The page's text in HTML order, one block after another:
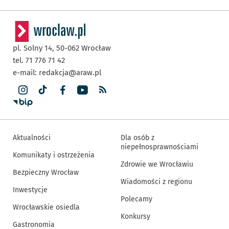
pl. Solny 14, 50-062 Wrocław
tel. 71 776 71 42
e-mail: redakcja@araw.pl
Aktualności
Komunikaty i ostrzeżenia
Bezpieczny Wrocław
Inwestycje
Wrocławskie osiedla
Gastronomia
Dla osób z
niepełnosprawnościami
Zdrowie we Wrocławiu
Wiadomości z regionu
Polecamy
Konkursy